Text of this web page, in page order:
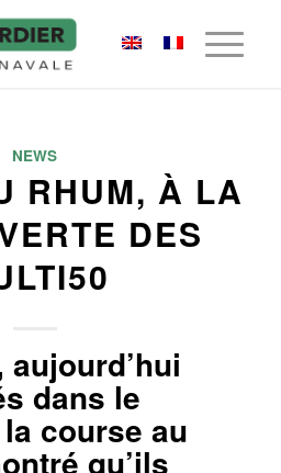
NEWS
RHUM, À LA
DES
dans le
course au
qu’ils